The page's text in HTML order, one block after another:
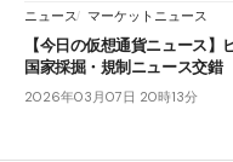
ニュース マーケットニュース
【今日の仮想通貨ニュース
国家採掘・規制ニュース交錯
2026年03月07日 20時13分